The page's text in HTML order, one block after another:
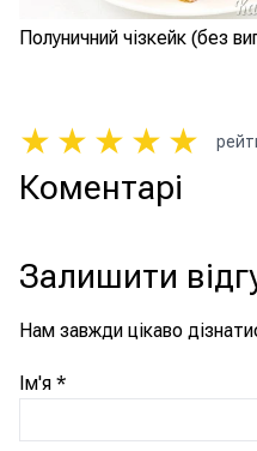
Полуничний чізкейк (без
★ ★ ★ ★ ★
Коментарі
Залишити
Нам завжди цікаво
Ім'я *